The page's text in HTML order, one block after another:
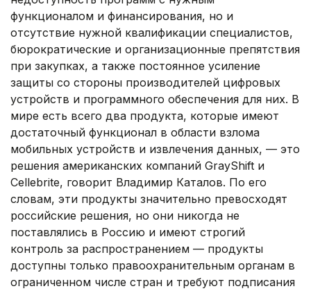
функционалом и финансирования, но и
отсутствие нужной квалификации специалистов,
бюрократические и организационные препятствия
при закупках, а также постоянное усиление
защиты со стороны производителей цифровых
устройств и программного обеспечения для них. В
мире есть всего два продукта, которые имеют
достаточный функционал в области взлома
мобильных устройств и извлечения данных, — это
решения американских компаний GrayShift и
Cellebrite, говорит Владимир Каталов. По его
словам, эти продукты значительно превосходят
российские решения, но они никогда не
поставлялись в Россию и имеют строгий
контроль за распространением — продукты
доступны только правоохранительным органам в
ограниченном числе стран и требуют подписания